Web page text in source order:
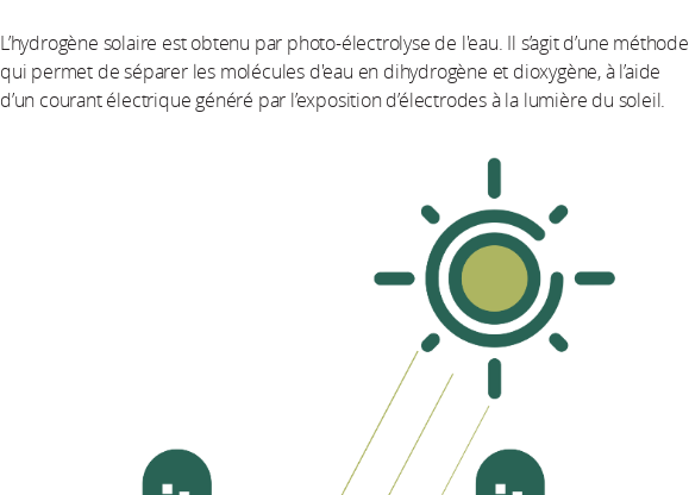
L’hydrogène solaire est obtenu par photo-électrolyse de l'eau. Il s’agit d’une méthode
qui permet de séparer les molécules d'eau en dihydrogène et dioxygène, à l’aide
d’un courant électrique généré par l’exposition d’électrodes à la lumière du soleil.